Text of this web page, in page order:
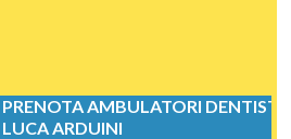
PRENOTA AMBULATORI DENTISTICI
LUCA ARDUINI